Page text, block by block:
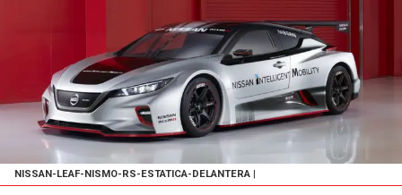
NISSAN-LEAF-NISMO-RS-ESTATICA-DELANTERA